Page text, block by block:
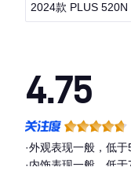
2024款 PLUS 520N
4.75
·外观表现一般，低
·内饰表现一般，低